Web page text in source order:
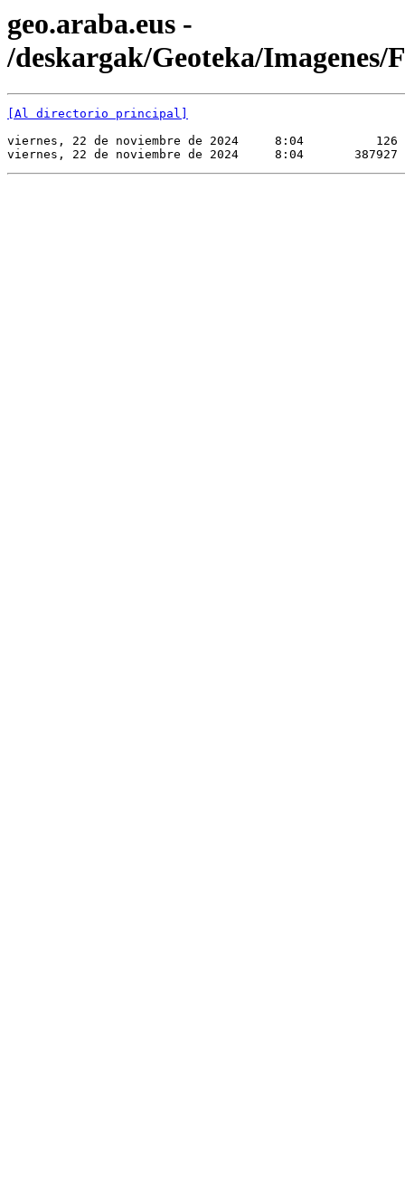
geo.araba.eus -
/deskargak/Geoteka/
[Al directorio principal]
viernes, 22 de noviembre de 2024     8:04          126
viernes, 22 de noviembre de 2024     8:04       387927